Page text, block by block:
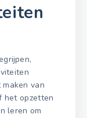
van
het opzetten
leren om